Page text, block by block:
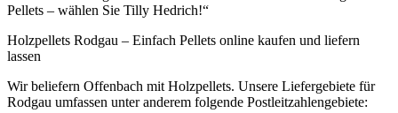
Pellets – wählen Sie Tilly Hedrich!“
Holzpellets Rodgau – Einfach Pellets online kaufen und liefern
lassen
Wir beliefern Offenbach mit Holzpellets. Unsere Liefergebiete für
Rodgau umfassen unter anderem folgende Postleitzahlengebiete: